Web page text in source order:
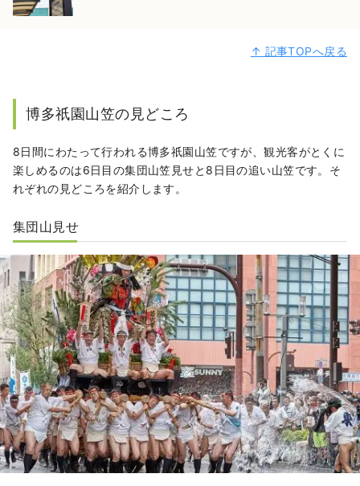
↑ 記事TOPへ戻る
博多祇園山笠の見どころ
8日間にわたって行われる博多祇園山笠ですが、観光客がとくに
楽しめるのは6日目の集団山笠見せと8日目の追い山笠です。そ
れぞれの見どころを紹介します。
集団山見せ